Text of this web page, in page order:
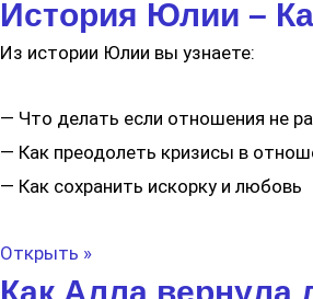
История Юлии –
Из истории Юлии вы узнаете:
— Что делать если отношения не
— Как преодолеть кризисы в
— Как сохранить искорку и любовь
Открыть »